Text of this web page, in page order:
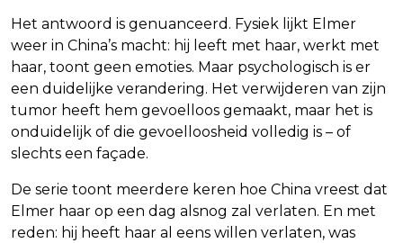
Het antwoord is genuanceerd. Fysiek lijkt Elmer
weer in China’s macht: hij leeft met haar, werkt met
haar, toont geen emoties. Maar psychologisch is er
een duidelijke verandering. Het verwijderen van zijn
tumor heeft hem gevoelloos gemaakt, maar het is
onduidelijk of die gevoelloosheid volledig is – of
slechts een façade.
De serie toont meerdere keren hoe China vreest dat
Elmer haar op een dag alsnog zal verlaten. En met
reden: hij heeft haar al eens willen verlaten, was